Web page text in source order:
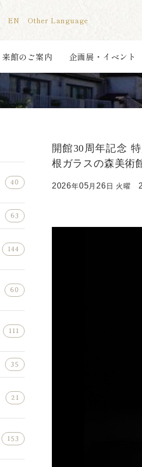
EN Other Language
来館のご案内 企画展・イベント
40
63
144
60
111
35
21
153
開館30周年記念
根ガラスの森美術
2026年05月26 日 火曜